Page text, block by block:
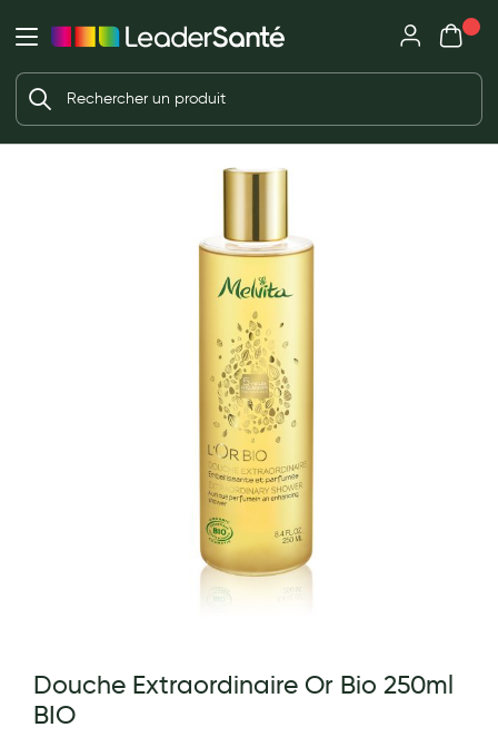
Ma Pharmacie LeaderSanté
Ouvrir l'application
Ouvrir
Mon
Votre panier est vide
Beauté et soin
Dentifrices et bains de bouche
Brosses à dents et accessoires dentaires
Crème solaire - Visage et corps
Accessoires, coutellerie, brosserie
Bouillottes
Douche Extraordinaire Or Bio 250ml
BIO